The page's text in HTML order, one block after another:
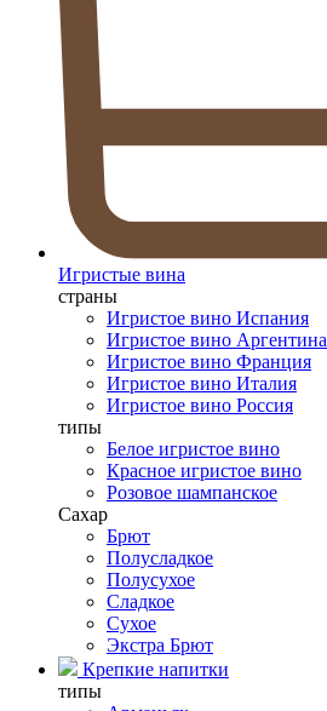
Игристые вина
страны
Игристое вино Испания
Игристое вино Аргентина
Игристое вино Франция
Игристое вино Италия
Игристое вино Россия
типы
Белое игристое вино
Красное игристое вино
Розовое шампанское
Сахар
Брют
Полусладкое
Полусухое
Сладкое
Сухое
Экстра Брют
Крепкие напитки
типы